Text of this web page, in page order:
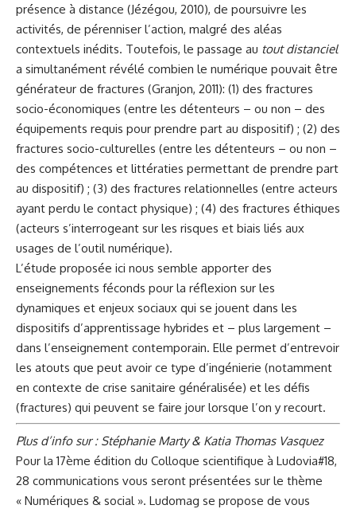
présence à distance (Jézégou, 2010), de poursuivre les
activités, de pérenniser l’action, malgré des aléas
contextuels inédits. Toutefois, le passage au tout distanciel
a simultanément révélé combien le numérique pouvait être
générateur de fractures (Granjon, 2011): (1) des fractures
socio-économiques (entre les détenteurs – ou non – des
équipements requis pour prendre part au dispositif) ; (2) des
fractures socio-culturelles (entre les détenteurs – ou non –
des compétences et littératies permettant de prendre part
au dispositif) ; (3) des fractures relationnelles (entre acteurs
ayant perdu le contact physique) ; (4) des fractures éthiques
(acteurs s’interrogeant sur les risques et biais liés aux
usages de l’outil numérique).
L’étude proposée ici nous semble apporter des
enseignements féconds pour la réflexion sur les
dynamiques et enjeux sociaux qui se jouent dans les
dispositifs d’apprentissage hybrides et – plus largement –
dans l’enseignement contemporain. Elle permet d’entrevoir
les atouts que peut avoir ce type d’ingénierie (notamment
en contexte de crise sanitaire généralisée) et les défis
(fractures) qui peuvent se faire jour lorsque l’on y recourt.
Plus d’info sur : Stéphanie Marty & Katia Thomas Vasquez
Pour la 17ème édition du Colloque scientifique à Ludovia#18,
28 communications vous seront présentées sur le thème
« Numériques & social ». Ludomag se propose de vous